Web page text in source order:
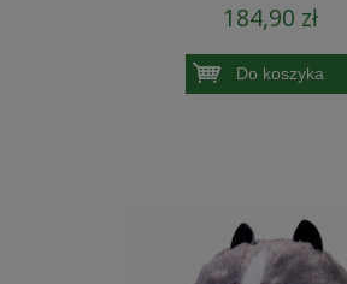
184,90 zł
Do koszyka